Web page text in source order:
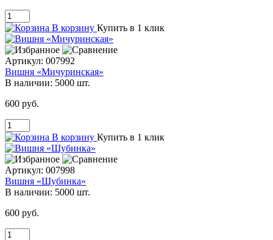
В корзину Купить в 1 клик
Артикул: 007992
Вишня «Мичуринская»
В наличии: 5000 шт.
600 руб.
В корзину Купить в 1 клик
Артикул: 007998
Вишня «Шубинка»
В наличии: 5000 шт.
600 руб.